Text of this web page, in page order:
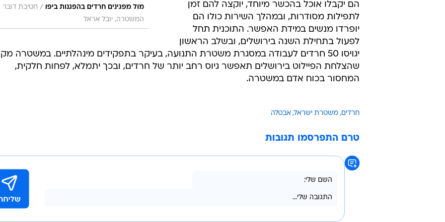
מול מפגינים חרדים בהפגנות ביפו / חטיבת דובר
המשטרה, יובל אראל
הם יקבלו אוכל בהכשר מיוחד, יוקצה להם זמן
לתפילות מסודרות, ובמהלך השירות כולו הם
יופרדו מנשים במידת האפשר. התוכנית תחל
לפעול בתחילת השנה בירושלים, ובשלב הראשון
יגויסו 50 חרדים לעבודה במסגרת משטרת התנועה, בעיקר בתפקידים מינהלתיים. במשטרה
שהצלחת הפיילוט בירושלים תאפשר גיוס רחב יותר של חרדים, ובכך יתמלא, לפחות חלקית,
המחסור בכוח אדם במשטרה.
חרדים משטרת ישראל אבטלה
טרם התפרסמו תגובות